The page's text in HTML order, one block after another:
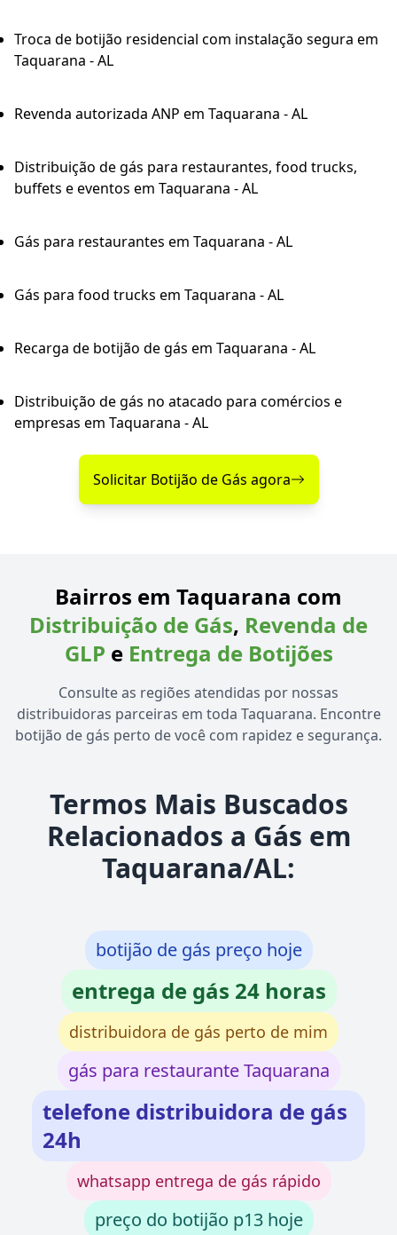
Troca de botijão residencial com instalação segura em
Taquarana - AL
Revenda autorizada ANP em Taquarana - AL
Distribuição de gás para restaurantes, food trucks,
buffets e eventos em Taquarana - AL
Gás para restaurantes em Taquarana - AL
Gás para food trucks em Taquarana - AL
Recarga de botijão de gás em Taquarana - AL
Distribuição de gás no atacado para comércios e
empresas em Taquarana - AL
Solicitar Botijão de Gás agora
Bairros em Taquarana com
Distribuição de Gás, Revenda de
GLP e Entrega de Botijões
Consulte as regiões atendidas por nossas
distribuidoras parceiras em toda Taquarana. Encontre
botijão de gás perto de você com rapidez e segurança.
Termos Mais Buscados
Relacionados a Gás em
Taquarana/AL:
botijão de gás preço hoje
entrega de gás 24 horas
distribuidora de gás perto de mim
gás para restaurante Taquarana
telefone distribuidora de gás
24h
whatsapp entrega de gás rápido
preço do botijão p13 hoje